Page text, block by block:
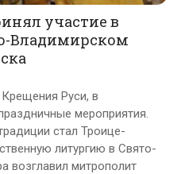
участие в
Владимирском
Руси, в
мероприятия.
стал Троице-
литургию в Свято-
возглавил митрополит